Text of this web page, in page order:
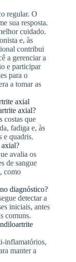
regular. O
sua resposta.
cuidado.
e, às
contribui
a gerenciar a
e participar
para o
a tomar as
axial
axial?
costas que
fadiga e, às
e quadris.
avalia os
de sangue
como
diagnóstico?
detectar a
iniciais, antes
comuns.
inflamatórios,
manter a